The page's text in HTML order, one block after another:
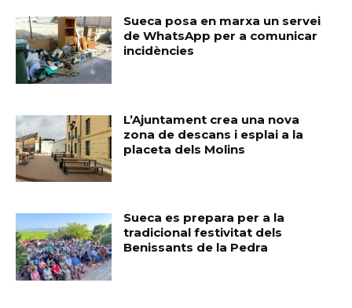
Sueca posa en marxa un servei
de WhatsApp per a comunicar
incidències
L’Ajuntament crea una nova
zona de descans i esplai a la
placeta dels Molins
Sueca es prepara per a la
tradicional festivitat dels
Benissants de la Pedra